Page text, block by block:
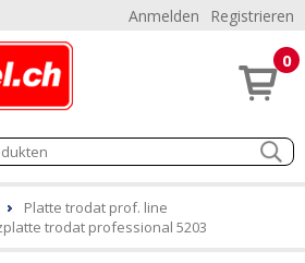
Anmelden Registrieren
0
Platte trodat prof. line
trodat professional 5203